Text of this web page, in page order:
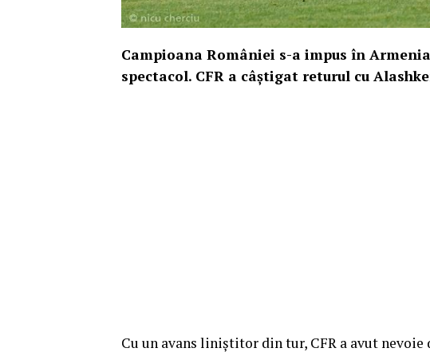
Campioana României s-a impus în
spectacol. CFR a câştigat returul cu
Cu un avans liniştitor din tur, CFR a avut